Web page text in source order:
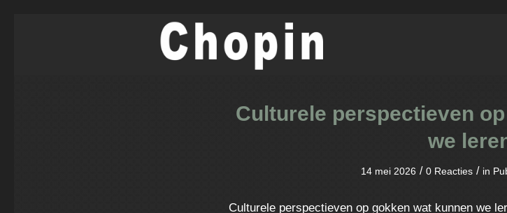
Culturele perspectieven
we
14 mei 2026 / 0 Reacties / in
Culturele perspectieven op gokken wat kunnen we